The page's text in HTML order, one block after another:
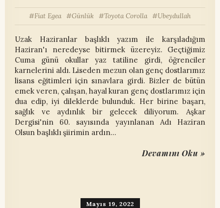
Fiat Egea Günlük Toyota Corolla Ubeydullah
Uzak Haziranlar başlıklı yazım ile karşıladığım
Haziran'ı neredeyse bitirmek üzereyiz. Geçtiğimiz
Cuma günü okullar yaz tatiline girdi, öğrenciler
karnelerini aldı. Liseden mezun olan genç dostlarımız
lisans eğitimleri için sınavlara girdi. Bizler de bütün
emek veren, çalışan, hayal kuran genç dostlarımız için
dua edip, iyi dileklerde bulunduk. Her birine başarı,
sağlık ve aydınlık bir gelecek diliyorum. Aşkar
Dergisi'nin 60. sayısında yayınlanan Adı Haziran
Olsun başlıklı şiirimin ardın…
Devamını Oku »
Mayıs 19, 2022